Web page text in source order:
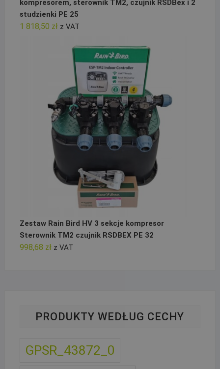
kompresorem, sterownik TM2, czujnik RSDBex i 2
studzienki PE 25
1 818,50 zł z VAT
Zestaw Rain Bird HV 3 sekcje kompresor
Sterownik TM2 czujnik RSDBEX PE 32
998,68 zł z VAT
PRODUKTY WEDŁUG CECHY
GPSR_43872_0